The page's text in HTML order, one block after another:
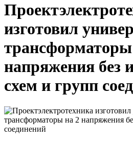
изготовил
напряжения без
схем и групп